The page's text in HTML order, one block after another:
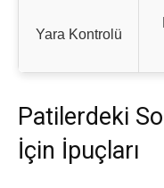
Yara Kontrolü
Patilerdeki
İçin İpuçları